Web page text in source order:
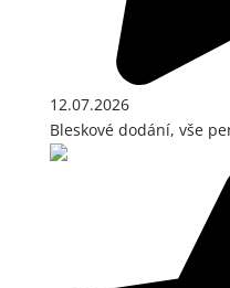
12.07.2026
Bleskové dodání, vše